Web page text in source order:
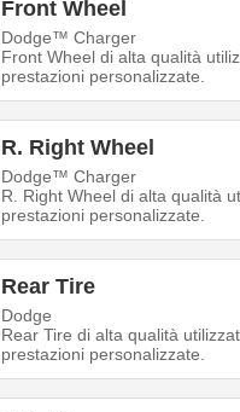
Front Wheel
Dodge™ Charger
Front Wheel di alta qualità
prestazioni personalizzate.
R. Right Wheel
Dodge™ Charger
R. Right Wheel di alta qualità
prestazioni personalizzate.
Rear Tire
Dodge
Rear Tire di alta qualità
prestazioni personalizzate.